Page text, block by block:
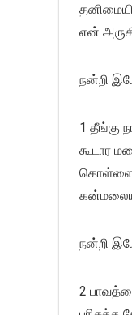
என்
நன்றி
1 தீங்கு
கூடார
கொள்ளை
நன்றி
2